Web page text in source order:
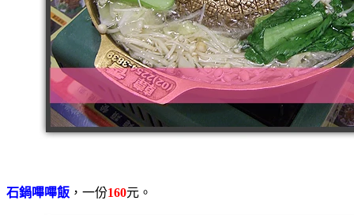
石鍋嗶嗶飯 ，一份160元。